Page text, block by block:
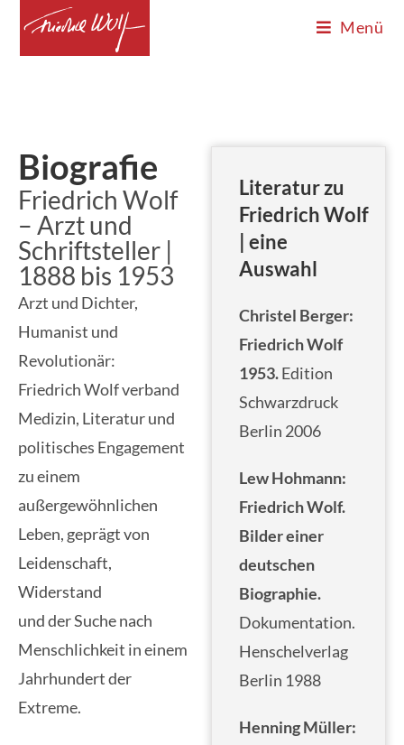
Menü
Biografie
Friedrich Wolf
– Arzt und
Schriftsteller |
1888 bis 1953
Arzt und Dichter,
Humanist und
Revolutionär:
Friedrich Wolf verband
Medizin, Literatur und
politisches Engagement
zu einem
außergewöhnlichen
Leben, geprägt von
Leidenschaft,
Widerstand
und der Suche nach
Menschlichkeit in einem
Jahrhundert der
Extreme.
Literatur zu
Friedrich Wolf
| eine
Auswahl
Christel Berger:
Friedrich Wolf
1953.Edition
Schwarzdruck
Berlin 2006
Lew Hohmann:
Friedrich Wolf.
Bilder einer
deutschen
Biographie.
Dokumentation.
Henschelverlag
Berlin 1988
Henning Müller: